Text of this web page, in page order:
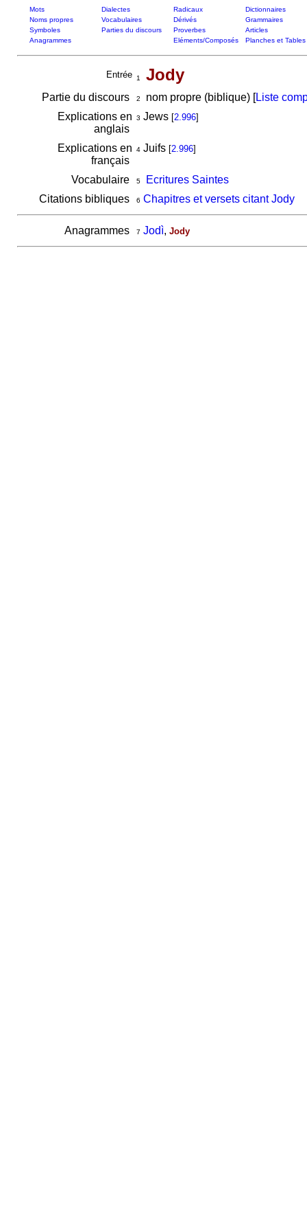
Mots Dialectes Radicaux
Dictionnaires
Noms propres
Vocabulaires Dérivés
Grammaires
Symboles
Parties du discours Proverbes
Articles
Anagrammes
Eléments/Composés Planches et Tables
Entrée 1 Jody
Partie du discours 2 nom propre (biblique) [Liste
Explications en
anglais
3 Jews [2.996]
Explications en
français
4Juifs [2.996]
Vocabulaire 5
Ecritures Saintes
Citations bibliques
6 Chapitres et versets citant Jody
Anagrammes 7 Jodì, Jody